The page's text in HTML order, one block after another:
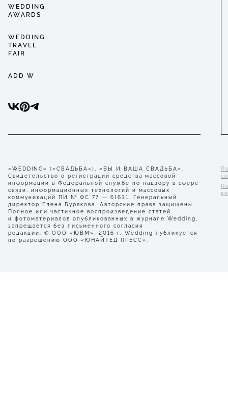
WEDDING
AWARDS
WEDDING
TRAVEL
FAIR
ADD W
«WEDDING» («СВАДЬБА»), «ВЫ И ВАША СВАДЬБА».
Свидетельство о регистрации средства массовой
информации в Федеральной службе по надзору в сфере
связи, информационных технологий и массовых
коммуникаций ПИ № ФС 77 — 61631. Генеральный
директор Елена Бурякова. Авторские права защищены.
Полное или частичное воспроизведение статей
и фотоматериалов опубликованных в журнале Wedding,
запрещается без письменного согласия
редакции. © ООО «ЮВМ», 2016 г. Wedding публикуется
по разрешению ООО «ЮНАЙТЕД ПРЕСС».